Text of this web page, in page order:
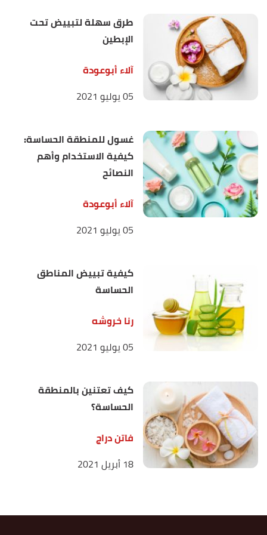
طرق سهلة لتبييض تحت
الإبطين
آلاء أبوعودة
05 يوليو 2021
غسول للمنطقة الحساسة:
كيفية الاستخدام وأهم
النصائح
آلاء أبوعودة
05 يوليو 2021
كيفية تبييض المناطق
الحساسة
رنا خروشه
05 يوليو 2021
كيف تعتنين بالمنطقة
الحساسة؟
فاتن دراج
18 أبريل 2021